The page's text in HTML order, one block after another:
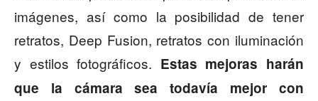
imágenes, así como la posibilidad de tener
retratos, Deep Fusion, retratos con iluminación
y estilos fotográficos. Estas mejoras harán
que la cámara sea todavía mejor con